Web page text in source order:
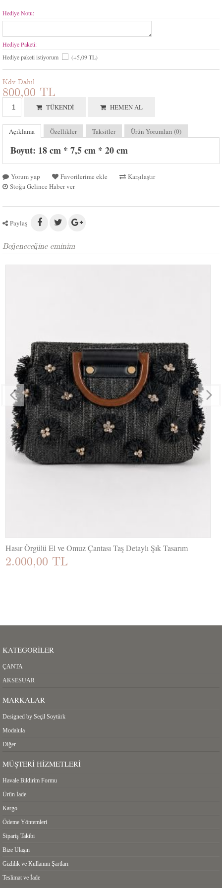
Hediye Notu:
Hediye Paketi:
Hediye paketi istiyorum
(+5,09 TL)
Kdv Dahil
800,00 TL
TÜKENDI HEMEN AL
Açıklama Özellikler Taksitler Ürün Yorumları (0)
Boyut: 18 cm * 7,5 cm * 20 cm
Yorum yap Favorilerime ekle
Karşılaştır
Stoğa Gelince Haber ver
Paylaş
Beğeneceğine eminim
Hasır Örgülü El ve Omuz Çantası Taş Detaylı Şık Tasarım
2.000,00 TL
KATEGORILER
ÇANTA
AKSESUAR
MARKALAR
Designed by Seçil Soytürk
Modalula
Diğer
MÜŞTERI HIZMETLERI
Havale Bildirim Formu
Ürün İade
Kargo
Ödeme Yöntemleri
Sipariş Takibi
Bize Ulaşın
Gizlilik ve Kullanım Şartları
Teslimat ve İade